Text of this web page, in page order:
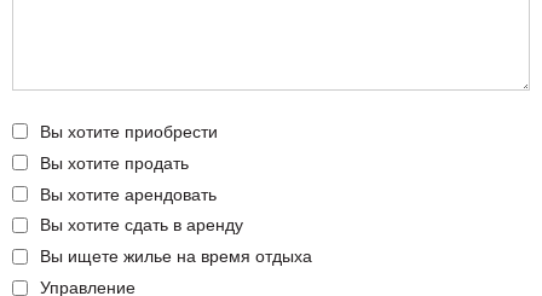
Вы хотите приобрести
Вы хотите продать
Вы хотите арендовать
Вы хотите сдать в аренду
Вы ищете жилье на время отдыха
Управление